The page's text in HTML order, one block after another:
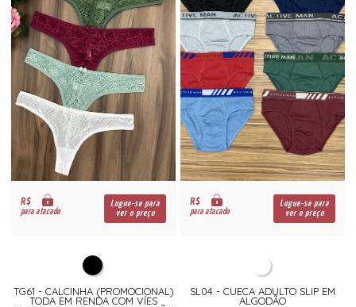
R$
para atacado
Logue-se para
ver o preço
TG61 - CALCINHA (PROMOCIONAL)
TODA EM RENDA COM VÍES
R$
para atacado
Logue-se para
ver o preço
SL04 - CUECA ADULTO SLIP EM
ALGODÃO